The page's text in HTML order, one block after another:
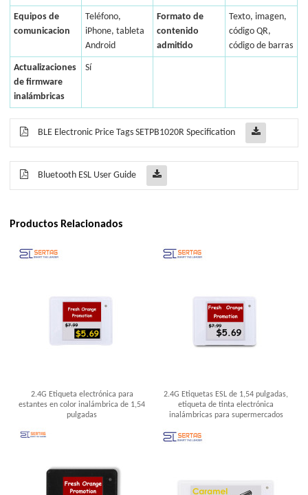
Equipos de
comunicacion
Teléfono,
iPhone, tableta
Android
Formato de
contenido
admitido
Texto, imagen,
código QR,
código de barras
Actualizaciones
de firmware
inalámbricas
Sí
BLE Electronic Price Tags SETPB1020R Specification
Bluetooth ESL User Guide
Productos Relacionados
2.4G Etiqueta electrónica para
estantes en color inalámbrica de 1,54
pulgadas
2.4G Etiquetas ESL de 1,54 pulgadas,
etiqueta de tinta electrónica
inalámbricas para supermercados